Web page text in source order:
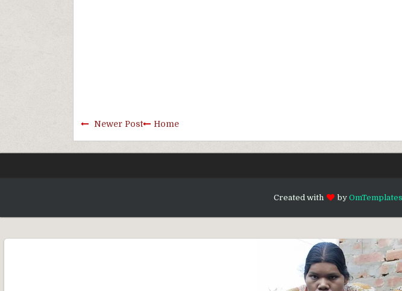
Newer Post Home
Created with by OmTemplates